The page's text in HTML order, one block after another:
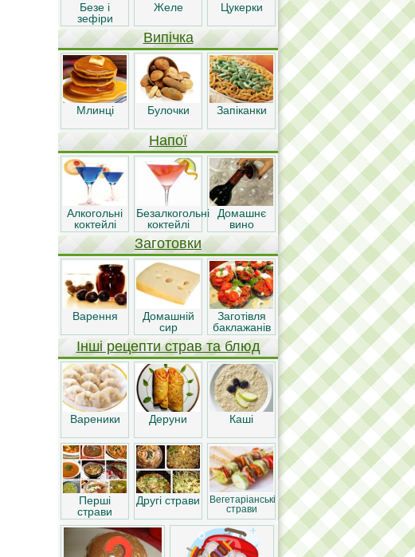
Безе і
зефіри
Желе Цукерки
Випічка
Млинці Булочки Запіканки
Напої
Алкогольні
коктейлі
Безалкогольні
коктейлі
Домашнє
вино
Заготовки
Варення
Домашній
сир
Заготівля
баклажанів
Інші рецепти страв та блюд
Вареники Деруни Каші
Перші
страви
Другі страви
Вегетаріанські
страви